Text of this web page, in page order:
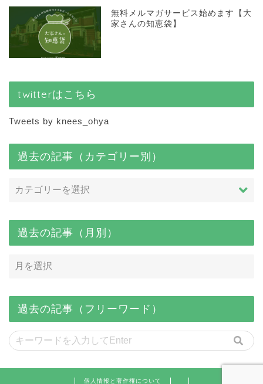
無料メルマガサービス始めます【大
家さんの知恵袋】
twitterはこちら
Tweets by knees_ohya
過去の記事（カテゴリー別）
過去の記事（月別）
過去の記事（フリーワード）
個人情報と著作権について